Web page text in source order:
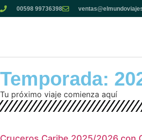
00598 99736398
Temporada:
Tu próximo viaje comienza aquí